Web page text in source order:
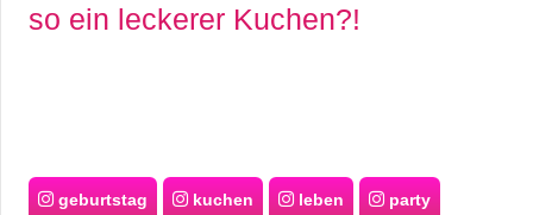
so ein leckerer Kuchen?!
geburtstag kuchen leben party